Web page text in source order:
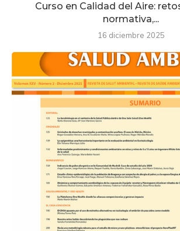
Curso en Calidad del Aire:
normativa,...
16 diciembre 2025